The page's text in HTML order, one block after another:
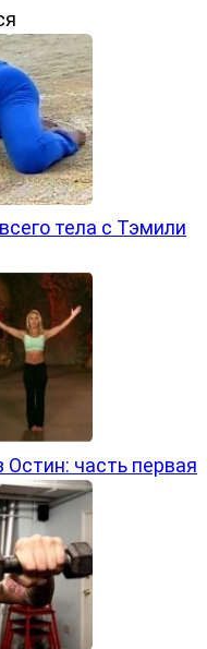
тела с Тэмили
часть первая